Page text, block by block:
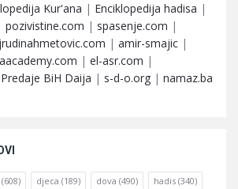
Kur'ana | Enciklopedija hadisa |
pozivistine.com | spasenje.com |
| amir-smajic |
| el-asr.com |
Predaje BiH Daija | s-d-o.org | namaz.ba
(608) djeca (189) dova (490) hadis (340)